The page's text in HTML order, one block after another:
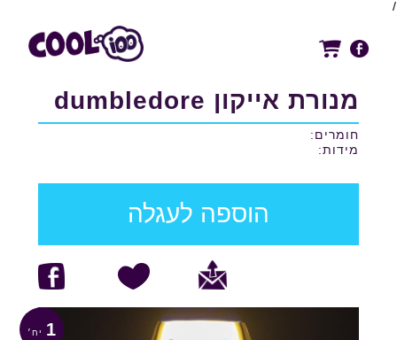
/
מנורת אייקון dumbledore
חומרים:
מידות:
הוספה לעגלה
1